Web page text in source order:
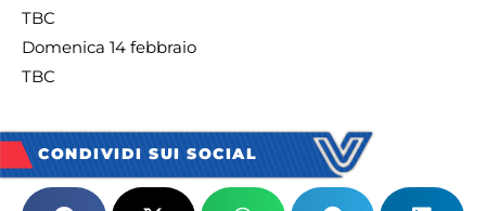
TBC
Domenica 14 febbraio
TBC
CONDIVIDI SUI SOCIAL